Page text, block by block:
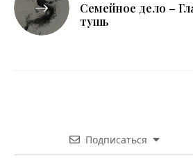
Семейное дело –
тушь
Подписаться